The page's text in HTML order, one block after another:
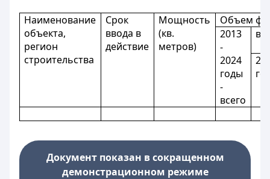
Наименование
объекта,
регион
строительства
Срок
ввода в
действие
Мощность
(кв.
метров)
Объем
2013
-
2024
годы
-
всего
в
Документ показан в сокращенном
демонстрационном режиме